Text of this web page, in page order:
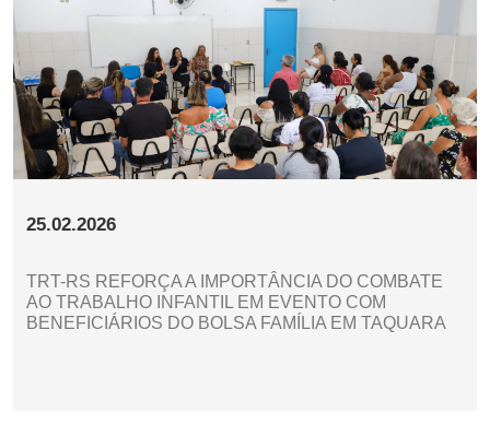
25.02.2026
TRT-RS REFORÇA A IMPORTÂNCIA DO COMBATE
AO TRABALHO INFANTIL EM EVENTO COM
BENEFICIÁRIOS DO BOLSA FAMÍLIA EM TAQUARA